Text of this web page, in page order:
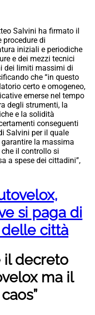
Salvini ha firmato il
procedure di
iniziali e periodiche
e dei mezzi tecnici
dei limiti massimi di
che “in questo
certo e omogeneo,
emerse nel tempo
degli strumenti, la
e la solidità
conseguenti
Salvini per il quale
la massima
il controllo si
a spese dei cittadini”,
si paga di
delle città
il decreto
ma il